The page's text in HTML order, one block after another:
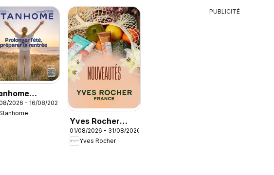
2026 - 16/08/2026
Yves Rocher
catalogue
01/08/2026 - 31/08/2026
Yves Rocher
PUBLICITÉ